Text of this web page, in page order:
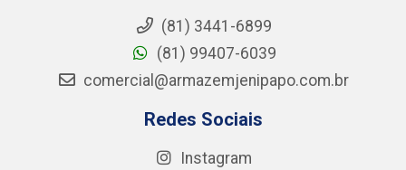
(81) 3441-6899
(81) 99407-6039
comercial@armazemjenipapo.com.br
Redes Sociais
Instagram